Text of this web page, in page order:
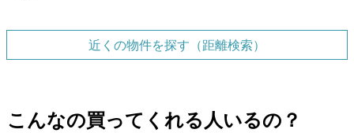
近くの物件を探す（距離検索）
こんなの買ってくれる人いるの？